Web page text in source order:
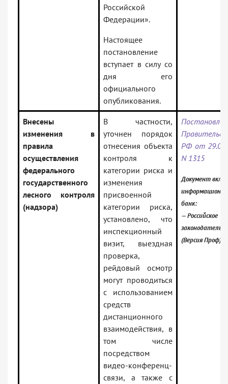
Российской
Федерации».
Настоящее
постановление
вступает в силу со
дня его
официального
опубликования.
Внесены
изменения в
правила
осуществления
федерального
государственного
лесного контроля
(надзора)
В частности,
уточнен порядок
отнесения объекта
контроля к
категории риска и
изменения
присвоенной
категории риска,
установлено, что
инспекционный
визит, выездная
проверка,
рейдовый осмотр
могут проводиться
с использованием
средств
дистанционного
взаимодействия, в
том числе
посредством
видео-конференц-
связи, а также с
РФ от
N 1315
Документ
банк:
— Российское
(Версия Проф)